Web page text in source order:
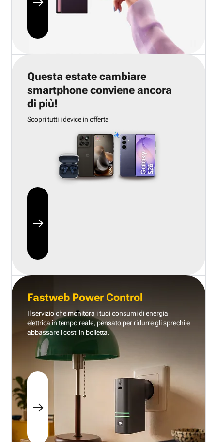
Questa estate cambiare
smartphone conviene ancora
di più!
Scopri tutti i device in offerta
Fastweb Power Control
Il servizio che monitora i tuoi consumi di energia
elettrica in tempo reale, pensato per ridurre gli sprechi e
abbassare i costi in bolletta.